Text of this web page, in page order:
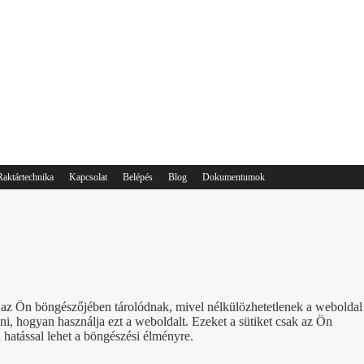
Kapcsolat Belépés Blog Dokumentumok
Ön böngészőjében tárolódnak, mivel nélkülözhetetlenek a weboldal
hogyan használja ezt a weboldalt. Ezeket a sütiket csak az Ön
lehet a böngészési élményre.